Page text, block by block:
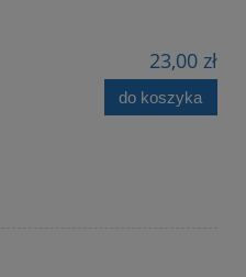
23,00 zł
do koszyka